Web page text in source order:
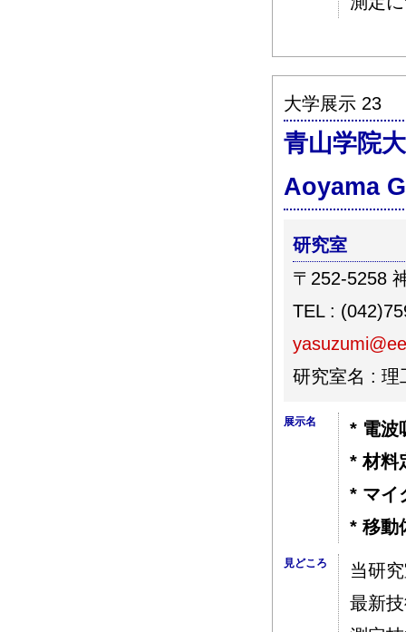
大学展示 23
青山学院
Aoyama
研究室
〒252-5258
TEL :
研究室名 : 理
展示名
* 電波
* 材料
* マイ
* 移動
見どころ
当研
最新